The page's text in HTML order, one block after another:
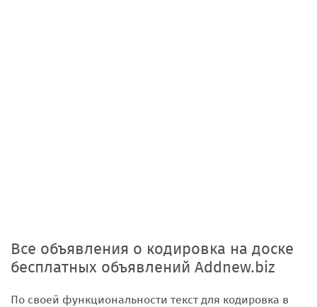
Все объявления о кодировка на доске
бесплатных объявлений Addnew.biz
По своей функциональности текст для кодировка в